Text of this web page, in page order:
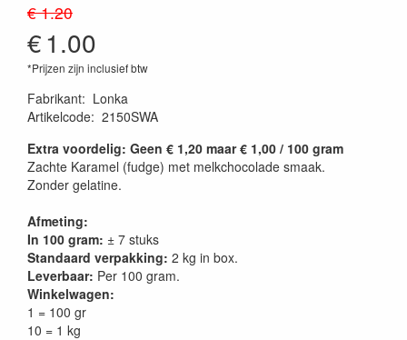
€ 1.20
€1.00
*Prijzen zijn inclusief btw
Fabrikant: Lonka
Artikelcode: 2150SWA
Extra voordelig: Geen € 1,20 maar € 1,00 / 100 gram
Zachte Karamel (fudge) met melkchocolade smaak.
Zonder gelatine.
Afmeting:
In 100 gram: ± 7 stuks
Standaard verpakking: 2 kg in box.
Leverbaar: Per 100 gram.
Winkelwagen:
1 = 100 gr
10 = 1 kg